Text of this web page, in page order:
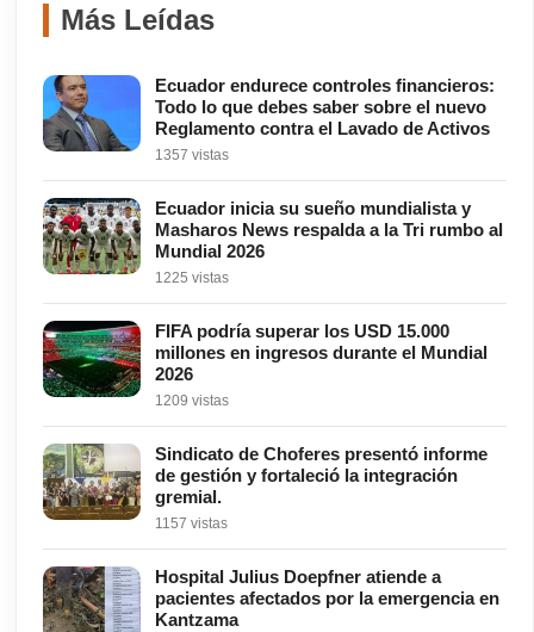
Más Leídas
Ecuador endurece controles financieros:
Todo lo que debes saber sobre el nuevo
Reglamento contra el Lavado de Activos
1357 vistas
Ecuador inicia su sueño mundialista y
Masharos News respalda a la Tri rumbo al
Mundial 2026
1225 vistas
FIFA podría superar los USD 15.000
millones en ingresos durante el Mundial
2026
1209 vistas
Sindicato de Choferes presentó informe
de gestión y fortaleció la integración
gremial.
1157 vistas
Hospital Julius Doepfner atiende a
pacientes afectados por la emergencia en
Kantzama